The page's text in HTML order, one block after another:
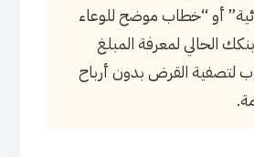
أو “خطاب موضح للوعاء
الحالي لمعرفة المبلغ
لتصفية القرض بدون أرباح